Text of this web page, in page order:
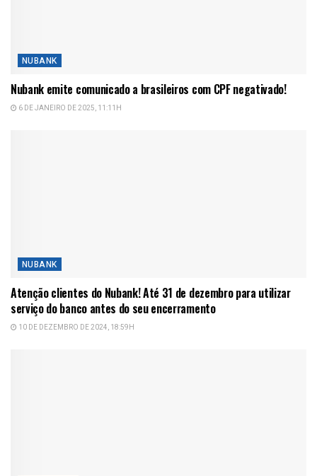
NUBANK
Nubank emite comunicado a brasileiros com CPF negativado!
6 DE JANEIRO DE 2025, 11:11H
NUBANK
Atenção clientes do Nubank! Até 31 de dezembro para utilizar
serviço do banco antes do seu encerramento
10 DE DEZEMBRO DE 2024, 18:59H